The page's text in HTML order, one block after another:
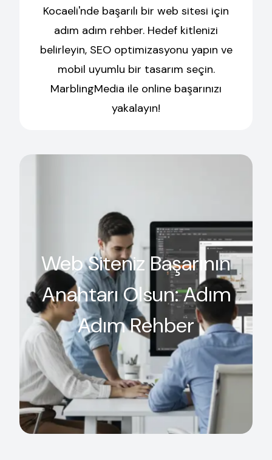
Kocaeli'nde başarılı bir web sitesi için
adım adım rehber. Hedef kitlenizi
belirleyin, SEO optimizasyonu yapın ve
mobil uyumlu bir tasarım seçin.
MarblingMedia ile online başarınızı
yakalayın!
Web Siteniz Başarının
Anahtarı Olsun: Adım
Adım Rehber